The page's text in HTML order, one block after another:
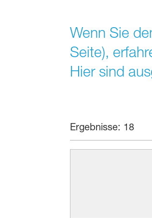
Wenn Sie
Seite),
Hier sind
Ergebnisse: 18